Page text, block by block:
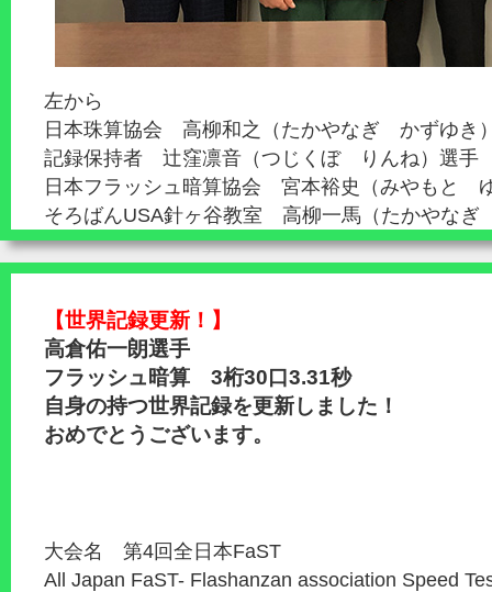
左から
日本珠算協会 高柳和之（たかやなぎ かずゆき
記録保持者 辻窪凛音（つじくぼ りんね）選手
日本フラッシュ暗算協会 宮本裕史（みやもと
そろばんUSA針ヶ谷教室 高柳一馬（たかやな
【世界記録更新！】
高倉佑一朗選手
フラッシュ暗算 3桁30口3.31秒
自身の持つ世界記録を更新しました！
おめでとうございます。
大会名 第4回全日本FaST
All Japan FaST- Flashanzan association Speed